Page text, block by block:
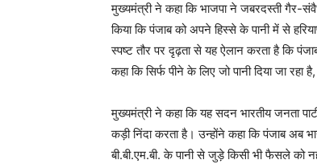
मुख्यमंत्री ने कहा कि भाजपा ने जबरदस्ती गैर-
किया कि पंजाब को अपने हिस्से के पानी में से
स्पष्ट तौर पर दृढ़ता से यह ऐलान करता है कि
कहा कि सिर्फ पीने के लिए जो पानी दिया जा रहा
मुख्यमंत्री ने कहा कि यह सदन भारतीय जनता
कड़ी निंदा करता है। उन्होंने कहा कि पंजाब अब
बी.बी.एम.बी. के पानी से जुड़े किसी भी फैसले को